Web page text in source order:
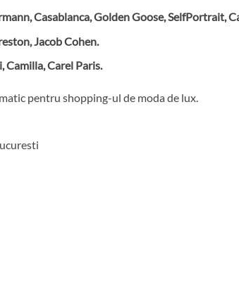
Casablanca, Golden Goose, SelfPortrait,
Jacob Cohen.
Camilla, Carel Paris.
pentru shopping-ul de moda de lux.